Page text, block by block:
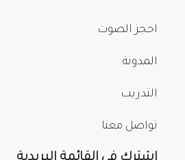
احجز الصوت
المدونة
التدريب
تواصل معنا